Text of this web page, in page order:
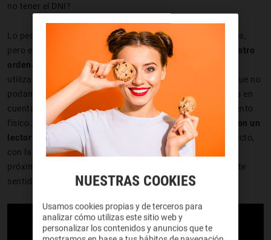
no tener el DNI?
Lo peor es que a estas alturas del cuento sí que lo tenemos,
pero el hecho de no tenerun dispositivo conectado a nuestro
ordenador
que nos permita leerlo hace imposible poder
utilizarlo para según qué menesteres. Eso sí, por mucho que no
podamos mostrarlo en pantalla para que pueda ser tenido en
cuenta por las autoridades como si se tratase del documento
físico… ¿qué nos diríais si os dijéramos quelleváis años con un
lector de DNI en vuestros bolsillos
y no lo sabíais? En efecto,
con la
app DNI 3.0apropiada, de la que hablaremos en el
próximo apartado, podremos hacer un buen avance en este
sentido.
NUESTRAS COOKIES
Usamos cookies propias y de terceros para
analizar cómo utilizas este sitio web y
personalizar los contenidos y anuncios que te